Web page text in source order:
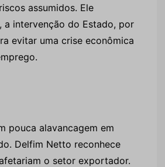
assumidos. Ele
intervenção do Estado, por
evitar uma crise econômica
pouca alavancagem em
Delfim Netto reconhece
o setor exportador.